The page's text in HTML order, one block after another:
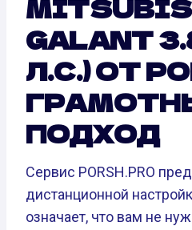
GALANT
Л.С.) ОТ
ПОДХОД
Сервис PORSH.PRO
дистанционной
означает, что вам не